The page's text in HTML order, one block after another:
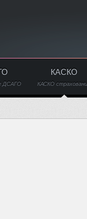
ДСАГО
КАСКО
КАСКО